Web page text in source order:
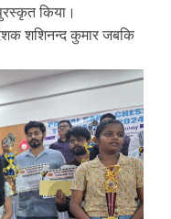
किया।
शशिनन्द कुमार जबकि